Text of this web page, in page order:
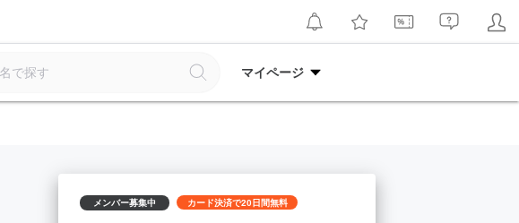
マイページ
メンバー募集中 カード決済で20日間無料